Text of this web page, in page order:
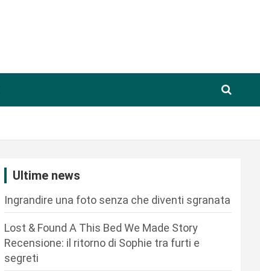
Ultime news
Ingrandire una foto senza che diventi sgranata
Lost & Found A This Bed We Made Story
Recensione: il ritorno di Sophie tra furti e
segreti